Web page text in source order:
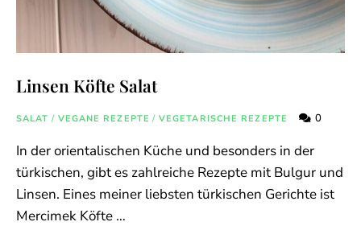
Linsen Köfte Salat
SALAT / VEGANE REZEPTE / VEGETARISCHE REZEPTE 0
In der orientalischen Küche und besonders in der
türkischen, gibt es zahlreiche Rezepte mit Bulgur und
Linsen. Eines meiner liebsten türkischen Gerichte ist
Mercimek Köfte …